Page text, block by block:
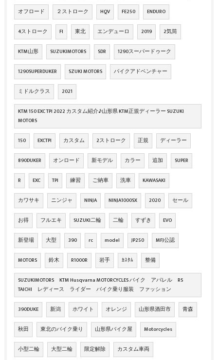
オフロード ２ストローク HQV FE250 ENDURO
4ストローク FI 東北 エンデューロ 2019 2気筒
KTM山形 SUZUKIMOTORS SDR 1290スーパードゥーク
1290SUPERDUKER SZUKI MOTORS バイクアドベンチャー
ミドルクラス 2021
KTM 150 EXC TPI 2022 カスタム紹介♪山形県 KTM正規ディーラー SUZUKI
MOTORS
150 EXCTPI カスタム 2ストローク 正規 ディーラー
890DUKER オンロード 新モデル カラー 追加 SUPER
R EXC TPI 練習 ご納車 洗車 KAWASAKI
カワサキ ニンジャ NINJA NINJA1000SX 2020 セール
お得 フルエキ SUZUKI二輪 二輪 すずき EVO
新登場 大型 390 rc model JP250 MFJ公認
MOTORS 鈴木 R1000R 岩手 ｶｽﾀﾑ 整備
SUZUKIMOTORS KTM Husqvarna MOTORCYCLES バイク アパレル RS
TAICHI レディース ライダー バイク乗り服装 ファッション
390DUKE 新潟 ホワイト オレンジ 山形県酒田市 青森
秋田 東北のバイク乗り 山形県バイク屋 Motorcycles
小型二輪 大型二輪 限定解除 カスタム車両